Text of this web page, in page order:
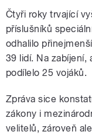
Čtyři roky trvající
příslušníků
odhalilo
39 lidí. Na zabíjení,
podílelo 25 vojáků.
Zpráva sice
zákony i
velitelů, zároveň